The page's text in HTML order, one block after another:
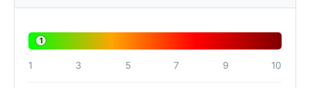
1
1 3 5 7 9 10